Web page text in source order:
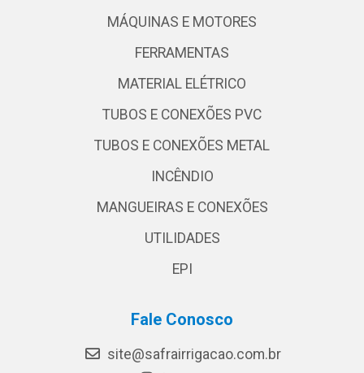
MÁQUINAS E MOTORES
FERRAMENTAS
MATERIAL ELÉTRICO
TUBOS E CONEXÕES PVC
TUBOS E CONEXÕES METAL
INCÊNDIO
MANGUEIRAS E CONEXÕES
UTILIDADES
EPI
Fale Conosco
site@safrairrigacao.com.br